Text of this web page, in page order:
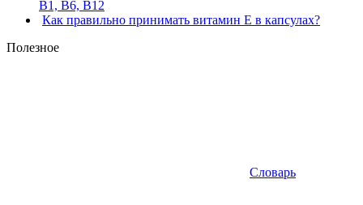
В1, В6, В12
Как правильно принимать витамин Е в капсулах?
Полезное
Словарь